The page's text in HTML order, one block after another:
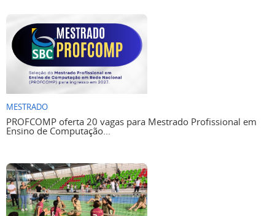
MESTRADO
PROFCOMP oferta 20 vagas para Mestrado Profissional em
Ensino de Computação...